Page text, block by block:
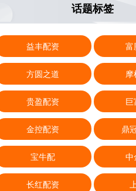
话题标签
益丰配资 富
方圆之道
贵盈配资 巨
金控配资 鼎
宝牛配 中
长红配资